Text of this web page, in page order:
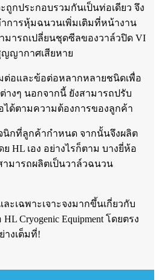
ถูกประกอบรวมกันเป็นท่อเดียว จึง
การหุ้มฉนวนเพิ่มเติมที่หน้างาน
มารถเปลี่ยนชุดซีลของวาล์วปิด VI
ญากาศเสียหาย
ต่อและข้อต่อหลากหลายชนิดเพื่อ
งๆ นอกจากนี้ ยังสามารถปรับ
ได้ตามความต้องการของลูกค้า
นิกที่ลูกค้ากำหนด จากนั้นจึงผลิต
HL เอง อย่างไรก็ตาม บางยี่ห้อ
มารถผลิตเป็นวาล์วฉนวน
ะเฉพาะเจาะจงมากขึ้นเกี่ยวกับ
Cryogenic Equipment โดยตรง
างเต็มที่!